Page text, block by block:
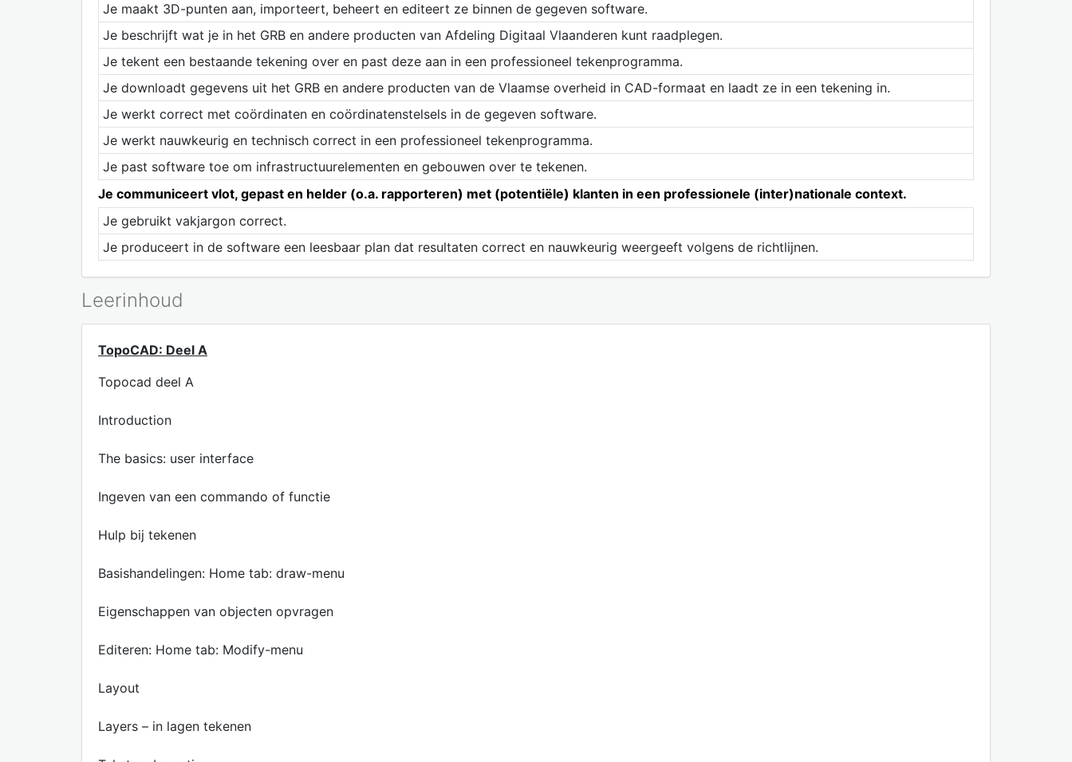
Je maakt 3D-punten aan, importeert, beheert en editeert ze binnen de gegeven software.
Je beschrijft wat je in het GRB en andere producten van Afdeling Digitaal Vlaanderen kunt raadplegen.
Je tekent een bestaande tekening over en past deze aan in een professioneel tekenprogramma.
Je downloadt gegevens uit het GRB en andere producten van de Vlaamse overheid in CAD-formaat en laadt ze in een tekening in.
Je werkt correct met coördinaten en coördinatenstelsels in de gegeven software.
Je werkt nauwkeurig en technisch correct in een professioneel tekenprogramma.
Je past software toe om infrastructuurelementen en gebouwen over te tekenen.
Je communiceert vlot, gepast en helder (o.a. rapporteren) met (potentiële) klanten in een professionele (inter)nationale context.
Je gebruikt vakjargon correct.
Je produceert in de software een leesbaar plan dat resultaten correct en nauwkeurig weergeeft volgens de richtlijnen.
Leerinhoud
TopoCAD: Deel A
Topocad deel A
Introduction
The basics: user interface
Ingeven van een commando of functie
Hulp bij tekenen
Basishandelingen: Home tab: draw-menu
Eigenschappen van objecten opvragen
Editeren: Home tab: Modify-menu
Layout
Layers – in lagen tekenen